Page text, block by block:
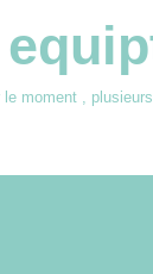
moment ,